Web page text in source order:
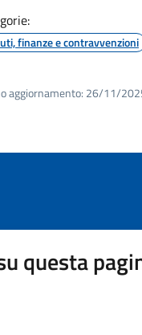
finanze e contravvenzioni
aggiornamento: 26/11/
questa